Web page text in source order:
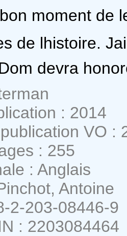
bon moment
de lhistoire.
devra
: 2014
VO :
: 255
: Anglais
Antoine
2-203-08446-9
: 2203084464